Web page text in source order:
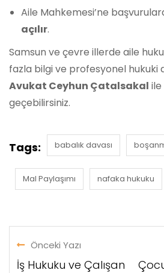
Aile Mahkemesi’ne
açılır.
Samsun ve çevre illerde aile
fazla bilgi ve profesyonel hukuki
Avukat Ceyhun Çatalsakal
geçebilirsiniz.
Tags: babalık davası
Mal Paylaşımı nafaka hukuku
Önceki Yazı
İş Hukuku ve Çalışan